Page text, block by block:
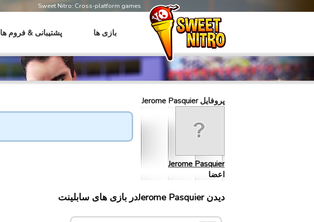
Sweet Nitro: Cross-platform games
بازی ها پشتیبانی & فروم ها
پروفایل Jerome Pasquier
Jerome Pasquier
اعضا
دیدن Jerome Pasquierدر بازی های سابلینت